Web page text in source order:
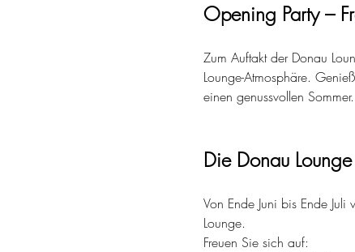
Opening Party –
Zum Auftakt der Donau
Lounge-Atmosphäre.
einen genussvollen Sommer.
Die Donau
Von Ende Juni bis Ende
Lounge.
Freuen Sie sich auf: